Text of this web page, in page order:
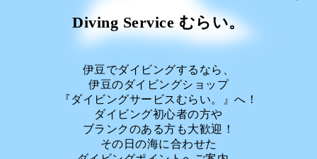
Diving Service むらい。
伊豆でダイビングするなら、
伊豆のダイビングショップ
『ダイビングサービスむらい。』へ！
ダイビング初心者の方や
ブランクのある方も大歓迎！
その日の海に合わせた